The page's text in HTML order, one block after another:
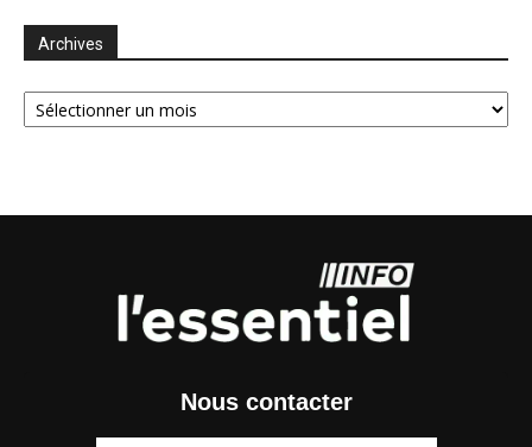
Archives
Archives
Nous contacter